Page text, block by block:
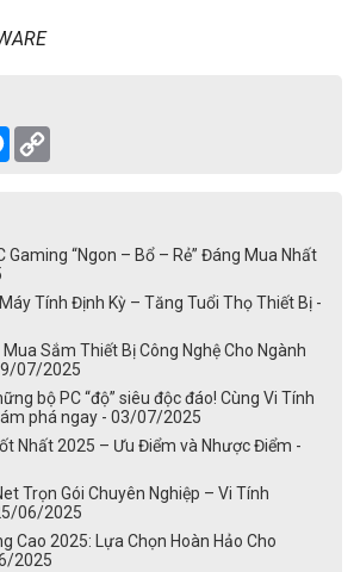
Messenger
Gaming “Ngon – Bổ – Rẻ” Đáng Mua Nhất
Tính Định Kỳ – Tăng Tuổi Thọ Thiết Bị -
Mua Sắm Thiết Bị Công Nghệ Cho Ngành
07/2025
bộ PC “độ” siêu độc đáo! Cùng Vi Tính
phá ngay - 03/07/2025
Nhất 2025 – Ưu Điểm và Nhược Điểm -
Trọn Gói Chuyên Nghiệp – Vi Tính
06/2025
Cao 2025: Lựa Chọn Hoàn Hảo Cho
2025